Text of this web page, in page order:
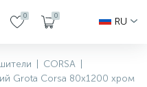
0 0
RU
CORSA
Grota Corsa 80х1200 хром